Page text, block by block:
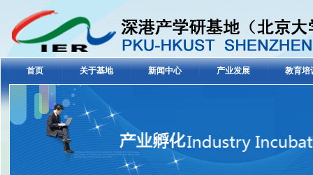
首页 关于基地 新闻中心 产业发展 教育培